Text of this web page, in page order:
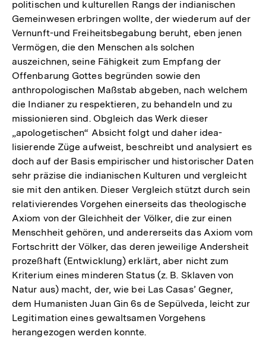
der
Fußnote
politischen und kulturellen Rangs der indianischen
Gemeinwesen erbringen wollte, der wiederum auf der
Vernunft-und Freiheitsbegabung beruht, eben jenen
Vermögen, die den Menschen als solchen
auszeichnen, seine Fähigkeit zum Empfang der
Offenbarung Gottes begründen sowie den
anthropologischen Maßstab abgeben, nach welchem
die Indianer zu respektieren, zu behandeln und zu
missionieren sind. Obgleich das Werk dieser
„apologetischen“ Absicht folgt und daher idea­
lisierende Züge aufweist, beschreibt und analysiert es
doch auf der Basis empirischer und historischer Daten
sehr präzise die indianischen Kulturen und vergleicht
sie mit den antiken. Dieser Vergleich stützt durch sein
relativierendes Vorgehen einerseits das theologische
Axiom von der Gleichheit der Völker, die zur einen
Menschheit gehören, und andererseits das Axiom vom
Fortschritt der Völker, das deren jeweilige Andersheit
prozeßhaft (Entwicklung) erklärt, aber nicht zum
Kriterium eines minderen Status (z. B. Sklaven von
Natur aus) macht, der, wie bei Las Casas’ Gegner,
dem Humanisten Juan Gin 6s de Sepülveda, leicht zur
Legitimation eines gewaltsamen Vorgehens
herangezogen werden konnte.